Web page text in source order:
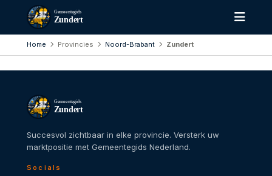
Gemeentegids
Zundert
Home Provincies Noord-Brabant Zundert
Gemeentegids
Zundert
Succesvol zichtbaar in elke provincie. Versterk uw
marktpositie met Gemeentegids Nederland.
Socials